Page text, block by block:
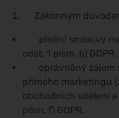
Zákonným
plnění smlouvy
odst. 1 písm. b) GDPR,
oprávněný zájem
přímého marketingu
obchodních sdělení
písm. f) GDPR,